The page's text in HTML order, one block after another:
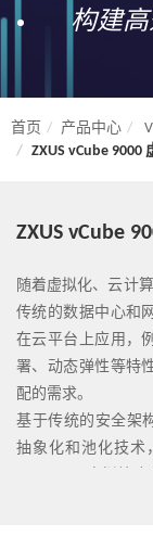
构建
首页 产品中心
ZXUS vCube
ZXUS vCube
随着虚拟化、云计
传统的数据中心和
在云平台上应用，
署、动态弹性等特
配的需求。
基于传统的安全架
抽象化和池化技术
vCube 9000虚拟综